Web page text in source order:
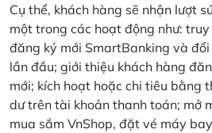
Cụ thể, khách hàng sẽ nhận lượt
một trong các hoạt động như:
đăng ký mới SmartBanking và
lần đầu; giới thiệu khách hàng
mới; kích hoạt hoặc chi tiêu bằng
dư trên tài khoản thanh toán; mở
mua sắm VnShop, đặt vé máy